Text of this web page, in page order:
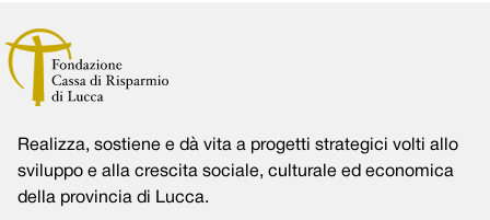
Realizza, sostiene e dà vita a progetti strategici volti allo
sviluppo e alla crescita sociale, culturale ed economica
della provincia di Lucca.